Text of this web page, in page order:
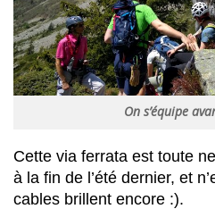
On s’équipe
Cette via ferrata est toute
à la fin de l’été dernier, et
cables brillent encore :).